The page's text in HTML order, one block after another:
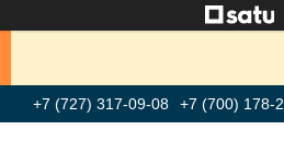
+7 (727) 317-09-08 +7 (700) 178-